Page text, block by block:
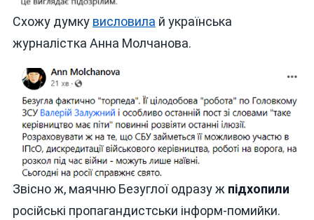
Схожу думку висловила й українська
журналістка Анна Молчанова.
Звісно ж, маячню Безуглої одразу ж підхопили
російські пропагандистськи інформ-помийки.